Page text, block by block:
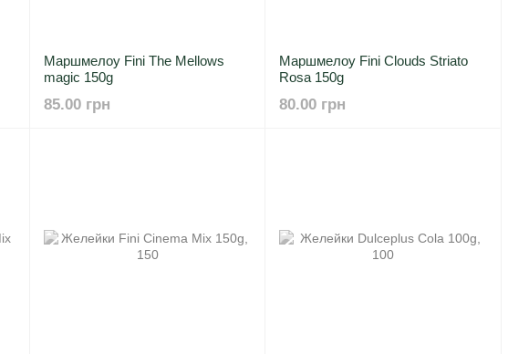
Маршмелоу Fini The Mellows
magic 150g
85.00 грн
Маршмелоу Fini Clouds Striato
Rosa 150g
80.00 грн